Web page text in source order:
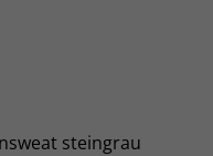
steingrau